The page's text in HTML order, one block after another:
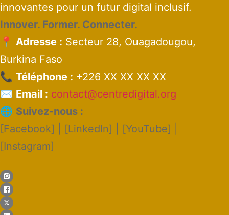
innovantes pour un futur digital inclusif.
Innover. Former. Connecter.
📍 Adresse : Secteur 28, Ouagadougou,
Burkina Faso
📞 Téléphone : +226 XX XX XX XX
✉️ Email : contact@centredigital.org
🌐 Suivez-nous :
[Facebook] | [LinkedIn] | [YouTube] |
[Instagram]
.